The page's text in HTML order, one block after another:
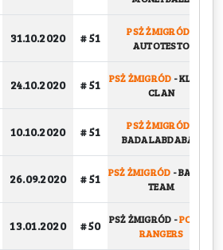
31.10.2020 # 51 PSŻ ŻMIGRÓD
AUTOTESTO
24.10.2020 # 51 PSŻ ŻMIGRÓD -KLETEN
CLAN
10.10.2020 # 51 PSŻ ŻMIGRÓD
BADALABDABAD
26.09.2020 # 51 PSŻ ŻMIGRÓD -BASKET
TEAM
13.01.2020 # 50 PSŻ ŻMIGRÓD -POWER
RANGERS